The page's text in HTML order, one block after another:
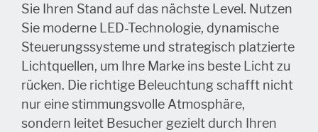
Sie Ihren Stand auf das nächste Level. Nutzen
Sie moderne LED-Technologie, dynamische
Steuerungssysteme und strategisch platzierte
Lichtquellen, um Ihre Marke ins beste Licht zu
rücken. Die richtige Beleuchtung schafft nicht
nur eine stimmungsvolle Atmosphäre,
sondern leitet Besucher gezielt durch Ihren